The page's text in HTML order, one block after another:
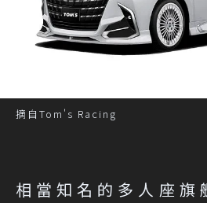
摘自Tom's Racing
相當知名的多人座旗